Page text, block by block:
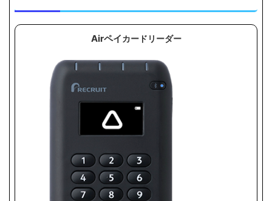
Airペイカードリーダー